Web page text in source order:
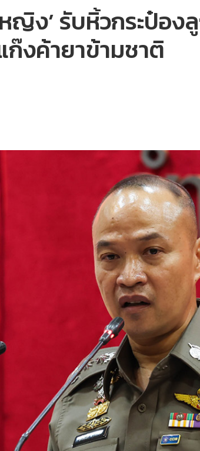
ญิง’ รับหิ้วกระป๋อ
ก๊งค้ายาข้ามชาติ